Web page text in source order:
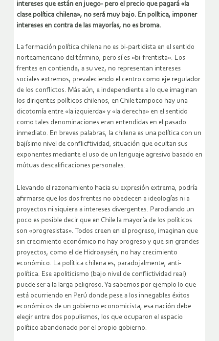
intereses que están en juego- pero el precio que pagará «la
clase política chilena», no será muy bajo. En política, imponer
intereses en contra de las mayorías, no es broma.
La formación política chilena no es bi-partidista en el sentido
norteamericano del término, pero sí es «bi-frentista». Los
frentes en contienda, a su vez, no representan intereses
sociales extremos, prevaleciendo el centro como eje regulador
de los conflictos. Más aún, e independiente a lo que imaginan
los dirigentes políticos chilenos, en Chile tampoco hay una
dicotomía entre «la izquierda» y «la derecha» en el sentido
como tales denominaciones eran entendidas en el pasado
inmediato. En breves palabras, la chilena es una política con un
bajísimo nivel de conflicftividad, situación que ocultan sus
exponentes mediante el uso de un lenguaje agresivo basado en
mútuas descalificaciones personales.
Llevando el razonamiento hacia su expresión extrema, podría
afirmarse que los dos frentes no obedecen a ideologías ni a
proyectos ni siquiera a intereses divergentes. Parodiando un
poco es posible decir que en Chile la mayoría de los políticos
son «progresistas». Todos creen en el progreso, imaginan que
sin crecimiento económico no hay progreso y que sin grandes
proyectos, como el de Hidroaysén, no hay crecimiento
económico. La política chilena es, paradojalmente, anti-
política. Ese apoliticismo (bajo nivel de conflictividad real)
puede ser a la larga peligroso. Ya sabemos por ejemplo lo que
está ocurriendo en Perú donde pese a los innegables éxitos
económicos de un gobierno economicista, esa nación debe
elegir entre dos populismos, los que ocuparon el espacio
político abandonado por el propio gobierno.